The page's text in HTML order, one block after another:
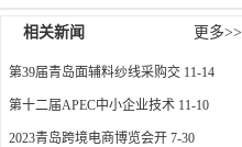
更多>>
相关新闻
第39届青岛面辅料纱线采购交 11-14
第十二届APEC中小企业技术 11-10
2023青岛跨境电商博览会开 7-30